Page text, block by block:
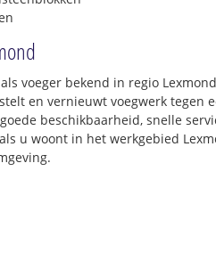
voeger bekend in regio
en vernieuwt voegwerk tegen
beschikbaarheid, snelle
u woont in het werkgebied